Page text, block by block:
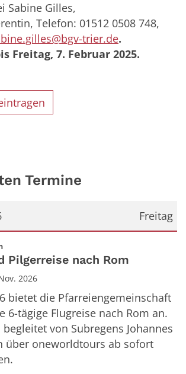
Sabine Gilles,
Telefon: 01512 0508 748,
trier.de.
Freitag, 7. Februar 2025.
Termine
Freitag
2026
:
Pilgerreise nach Rom
2026
bietet die Pfarreiengemeinschaft
6-tägige Flugreise nach Rom an.
von Subregens Johannes
über oneworldtours ab sofort